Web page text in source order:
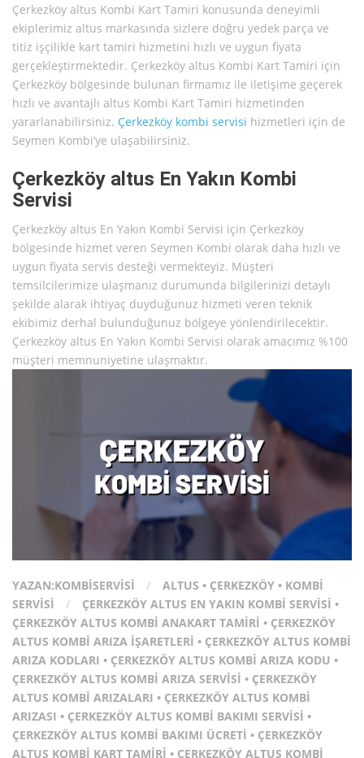
Çerkezköy altus Kombi Kart Tamiri konusunda deneyimli
ekiplerimiz altus markasında sizlere doğru yedek parça ve
titiz işçilikle kart tamiri hizmetini hızlı ve uygun fiyata
gerçekleştirmektedir. Çerkezköy altus Kombi Kart Tamiri için
Çerkezköy bölgesinde bulunan firmamız ile iletişime geçerek
hızlı ve avantajlı altus Kombi Kart Tamiri hizmetinden
yararlanabilirsiniz. Çerkezköy kombi servisi hizmetleri için de
Seymen Kombi’ye ulaşabilirsiniz.
Çerkezköy altus En Yakın Kombi
Servisi
Çerkezköy altus En Yakın Kombi Servisi için Çerkezköy
bölgesinde hizmet veren Seymen Kombi olarak daha hızlı ve
uygun fiyata servis desteği vermekteyiz. Müşteri
temsilcilerimize ulaşmanız durumunda bilgilerinizi detaylı
şekilde alarak ihtiyaç duyduğunuz hizmeti veren teknik
ekibimiz derhal bulunduğunuz bölgeye yönlendirilecektir.
Çerkezköy altus En Yakın Kombi Servisi olarak amacımız %100
müşteri memnuniyetine ulaşmaktır.
YAZAN:KOMBISERVISI / ALTUS • ÇERKEZKÖY • KOMBI
SERVISI
/ ÇERKEZKÖY ALTUS EN YAKIN KOMBI SERVISI •
ÇERKEZKÖY ALTUS KOMBI ANAKART TAMIRI • ÇERKEZKÖY
ALTUS KOMBI ARIZA İŞARETLERI • ÇERKEZKÖY ALTUS KOMBI
ARIZA KODLARI • ÇERKEZKÖY ALTUS KOMBI ARIZA KODU •
ÇERKEZKÖY ALTUS KOMBI ARIZA SERVISI • ÇERKEZKÖY
ALTUS KOMBI ARIZALARI • ÇERKEZKÖY ALTUS KOMBI
ARIZASI • ÇERKEZKÖY ALTUS KOMBI BAKIMI SERVISI •
ÇERKEZKÖY ALTUS KOMBI BAKIMI ÜCRETI • ÇERKEZKÖY
ALTUS KOMBI KART TAMIRI • ÇERKEZKÖY ALTUS KOMBI